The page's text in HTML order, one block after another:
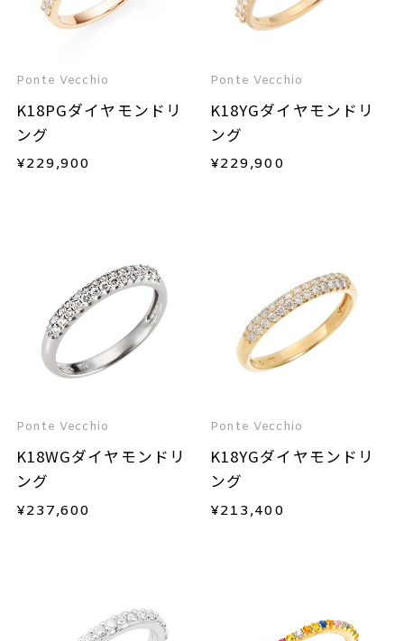
Ponte Vecchio
K18PGダイヤモンドリ
ング
¥229,900
Ponte Vecchio
K18YGダイヤモンドリ
ング
¥229,900
Ponte Vecchio
K18WGダイヤモンドリ
ング
¥237,600
Ponte Vecchio
K18YGダイヤモンドリ
ング
¥213,400